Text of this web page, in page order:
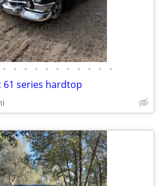
• • • • • • • • • • •
61 series hardtop